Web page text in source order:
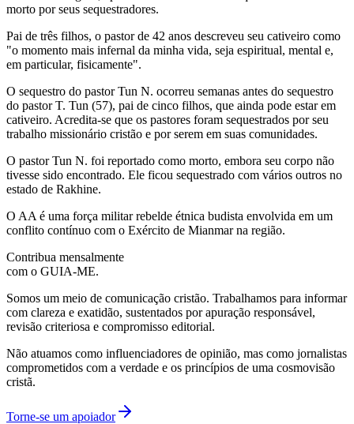
morto por seus sequestradores.
Pai de três filhos, o pastor de 42 anos descreveu seu cativeiro como
"o momento mais infernal da minha vida, seja espiritual, mental e,
em particular, fisicamente".
O sequestro do pastor Tun N. ocorreu semanas antes do sequestro
do pastor T. Tun (57), pai de cinco filhos, que ainda pode estar em
cativeiro. Acredita-se que os pastores foram sequestrados por seu
trabalho missionário cristão e por serem em suas comunidades.
O pastor Tun N. foi reportado como morto, embora seu corpo não
tivesse sido encontrado. Ele ficou sequestrado com vários outros no
estado de Rakhine.
O AA é uma força militar rebelde étnica budista envolvida em um
conflito contínuo com o Exército de Mianmar na região.
Contribua mensalmente
com o GUIA-ME.
Somos um meio de comunicação cristão. Trabalhamos para informar
com clareza e exatidão, sustentados por apuração responsável,
revisão criteriosa e compromisso editorial.
Não atuamos como influenciadores de opinião, mas como jornalistas
comprometidos com a verdade e os princípios de uma cosmovisão
cristã.
Torne-se um apoiador